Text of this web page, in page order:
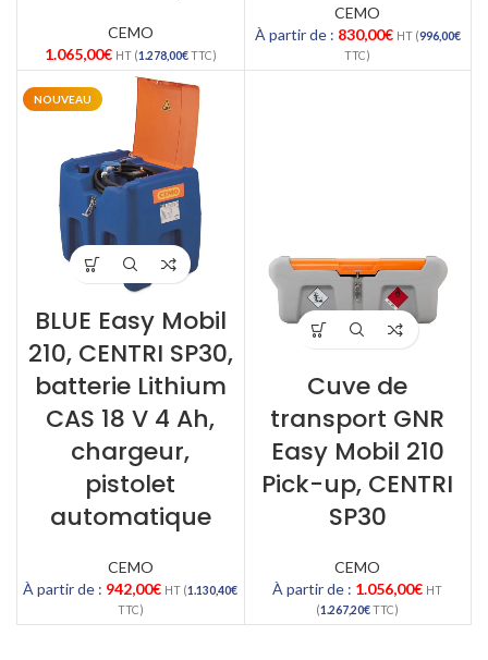
CEMO
1.065,00€ HT (1.278,00€TTC)
CEMO
À partir de : 830,00€ HT (996,00€
TTC)
NOUVEAU
BLUE Easy Mobil
210, CENTRI SP30,
batterie Lithium
CAS 18 V 4 Ah,
chargeur,
pistolet
automatique
CEMO
À partir de : 942,00€ HT (1.130,40€
TTC)
Cuve de
transport GNR
Easy Mobil 210
Pick-up, CENTRI
SP30
CEMO
À partir de : 1.056,00€ HT
(1.267,20€TTC)